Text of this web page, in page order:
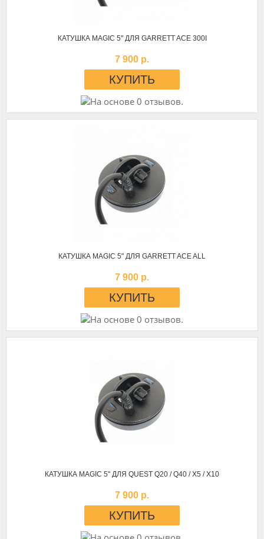
КАТУШКА MAGIC 5" ДЛЯ GARRETT ACE 300I
7 900 р.
КАТУШКА MAGIC 5" ДЛЯ GARRETT ACE ALL
7 900 р.
КАТУШКА MAGIC 5" ДЛЯ QUEST Q20 / Q40 / X5 / X10
7 900 р.